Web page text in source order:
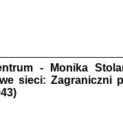
- Monika
sieci: Zagraniczni